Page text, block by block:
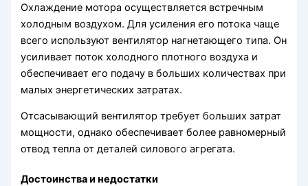
Охлаждение мотора осуществляется встречным
холодным воздухом. Для усиления его потока чаще
всего используют вентилятор нагнетающего типа. Он
усиливает поток холодного плотного воздуха и
обеспечивает его подачу в больших количествах при
малых энергетических затратах.
Отсасывающий вентилятор требует больших затрат
мощности, однако обеспечивает более равномерный
отвод тепла от деталей силового агрегата.
Достоинства и недостатки